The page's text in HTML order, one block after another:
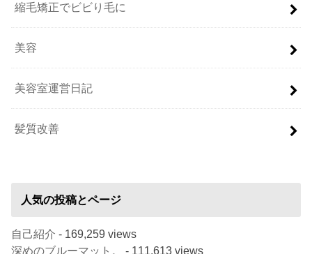
縮毛矯正でビビり毛に
美容
美容室運営日記
髪質改善
人気の投稿とページ
自己紹介 - 169,259 views
深めのブルーマット。
- 111,613 views